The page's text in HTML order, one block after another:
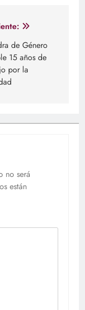
de Género
15 años de
por la
no será
están